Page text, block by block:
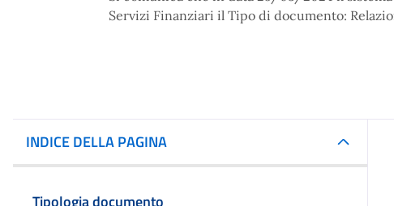
Servizi Finanziari il Tipo di documento:
INDICE DELLA PAGINA
Tipologia documento